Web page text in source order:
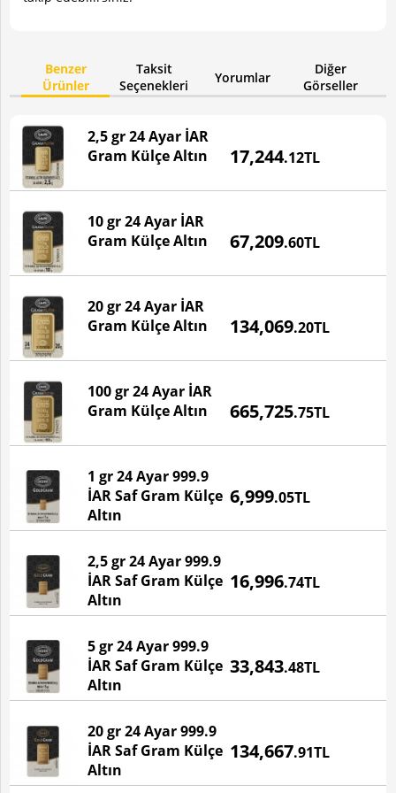
Benzer
Ürünler
Taksit
Seçenekleri
Yorumlar
Diğer
Görseller
2,5 gr 24 Ayar İAR
Gram Külçe Altın
17,244.12TL
10 gr 24 Ayar İAR
Gram Külçe Altın
67,209.60TL
20 gr 24 Ayar İAR
Gram Külçe Altın
134,069.20TL
100 gr 24 Ayar İAR
Gram Külçe Altın
665,725.75TL
1 gr 24 Ayar 999.9
İAR Saf Gram Külçe
Altın
6,999.05TL
2,5 gr 24 Ayar 999.9
İAR Saf Gram Külçe
Altın
16,996.74TL
5 gr 24 Ayar 999.9
İAR Saf Gram Külçe
Altın
33,843.48TL
20 gr 24 Ayar 999.9
İAR Saf Gram Külçe
Altın
134,667.91TL
BU ÜRÜN STOKTA YOKTUR!